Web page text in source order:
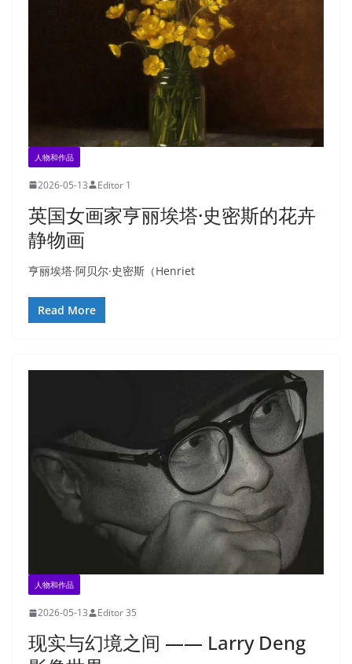
人物和作品
2026-05-13 Editor 1
英国女画家亨丽埃塔·史密斯的花卉
静物画
亨丽埃塔·阿贝尔·史密斯（Henriet
Read More
人物和作品
2026-05-13 Editor 35
现实与幻境之间 —— Larry Deng